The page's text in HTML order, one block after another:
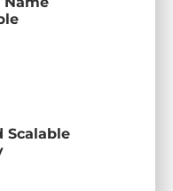
Scalable